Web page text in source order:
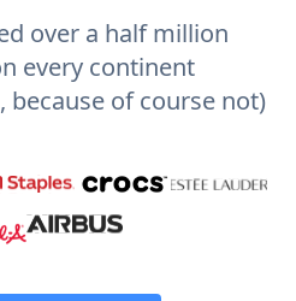
over a half million
every continent
because of course not)